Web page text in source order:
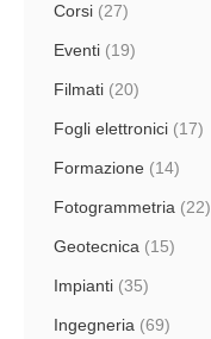
Corsi (27)
Eventi (19)
Filmati (20)
Fogli elettronici (17)
Formazione (14)
Fotogrammetria (22)
Geotecnica (15)
Impianti (35)
Ingegneria (69)